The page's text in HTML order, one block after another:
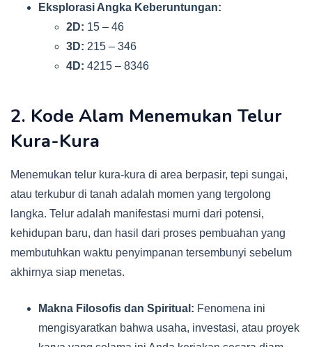
Eksplorasi Angka Keberuntungan:
2D: 15 – 46
3D: 215 – 346
4D: 4215 – 8346
2. Kode Alam Menemukan Telur
Kura-Kura
Menemukan telur kura-kura di area berpasir, tepi sungai,
atau terkubur di tanah adalah momen yang tergolong
langka. Telur adalah manifestasi murni dari potensi,
kehidupan baru, dan hasil dari proses pembuahan yang
membutuhkan waktu penyimpanan tersembunyi sebelum
akhirnya siap menetas.
Makna Filosofis dan Spiritual: Fenomena ini
mengisyaratkan bahwa usaha, investasi, atau proyek